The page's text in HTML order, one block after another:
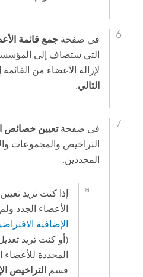
في صفحة جمع قائمة
التي ستضاف إلى
لإزالة الأعضاء من
التالي.
في صفحةتعيين خصائص
التراخيص والمجموعات
المحددين.
إذا كنت تريد تعيين
الأعضاء الجدد
الإضافية
(أو كنت تريد
المحددة للأعضاء
قسم التراخيص